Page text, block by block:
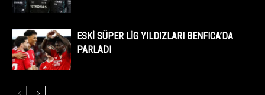
ESKİ SÜPER LİG YILDIZLARI BENFICA’DA
PARLADI